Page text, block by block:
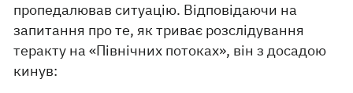
пропедалював ситуацію. Відповідаючи на
запитання про те, як триває розслідування
теракту на «Північних потоках», він з досадою
кинув: